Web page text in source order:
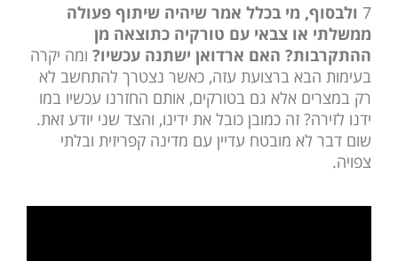
7 ולבסוף, מי בכלל אמר שיהיה שיתוף פעולה
ממשלתי או צבאי עם טורקיה כתוצאה מן
ההתקרבות? האם ארדואן ישתנה עכשיו? ומה יקרה
בעימות הבא ברצועת עזה, כאשר נצטרך להתחשב לא
רק במצרים אלא גם בטורקים, אותם החזרנו עכשיו במו
ידנו לזירה? זה כמובן כובל את ידינו, והצד שני יודע זאת.
שום דבר לא מובטח עדיין עם מדינה קפריזית ובלתי
צפויה.